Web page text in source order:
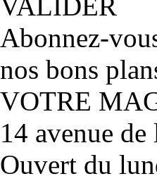
VALIDER
Abonnez-
nos bons
VOTRE
14 avenue
Ouvert du